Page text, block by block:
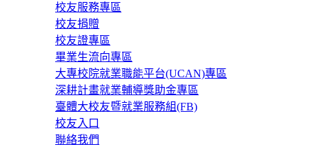
校友服務專區
校友捐贈
校友證專區
畢業生流向專區
大專校院就業職能平台(UCAN)專區
深耕計畫就業輔導獎助金專區
臺體大校友暨就業服務組(FB)
校友入口
聯絡我們